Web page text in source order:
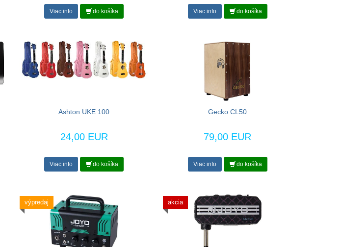
Viac info do košíka Viac info do košíka
Ashton UKE 100
24,00 EUR
Viac info do košíka
Gecko CL50
79,00 EUR
Viac info do košíka
výpredaj akcia